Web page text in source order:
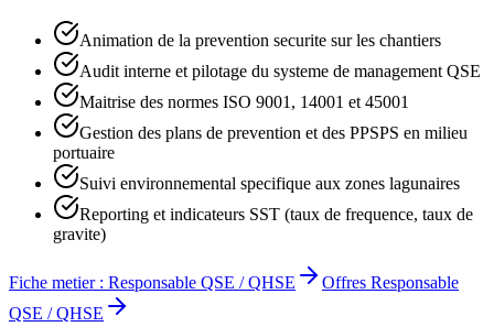
Animation de la prevention securite sur les chantiers
Audit interne et pilotage du systeme de management QSE
Maitrise des normes ISO 9001, 14001 et 45001
Gestion des plans de prevention et des PPSPS en milieu
portuaire
Suivi environnemental specifique aux zones lagunaires
Reporting et indicateurs SST (taux de frequence, taux de
gravite)
Fiche metier : Responsable QSE / QHSE Offres Responsable
QSE / QHSE